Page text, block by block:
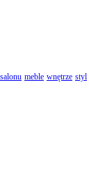
meble wnętrze styl